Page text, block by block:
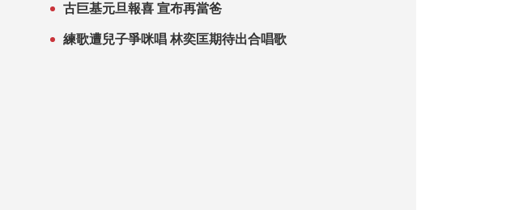
古巨基元旦報喜 宣布再當爸
練歌遭兒子爭咪唱 林奕匡期待出合唱歌